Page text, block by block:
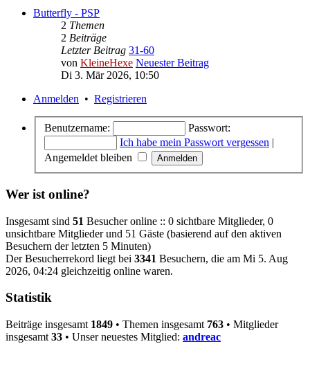
Butterfly - PSP
2 Themen
2 Beiträge
Letzter Beitrag 31-60
von KleineHexe Neuester Beitrag
Di 3. Mär 2026, 10:50
Anmelden • Registrieren
Benutzername:
Passwort:
Ich habe mein Passwort vergessen |
Angemeldet bleiben
Wer ist online?
Insgesamt sind 51 Besucher online :: 0 sichtbare Mitglieder, 0
unsichtbare Mitglieder und 51 Gäste (basierend auf den aktiven
Besuchern der letzten 5 Minuten)
Der Besucherrekord liegt bei 3341 Besuchern, die am Mi 5. Aug
2026, 04:24 gleichzeitig online waren.
Statistik
Beiträge insgesamt 1849 • Themen insgesamt 763 • Mitglieder
insgesamt 33 • Unser neuestes Mitglied: andreac